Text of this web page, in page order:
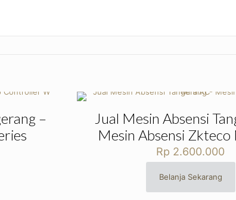
–
Jual Mesin Absensi
Mesin Absensi Zkteco
Rp 2.600.000
Belanja Sekarang